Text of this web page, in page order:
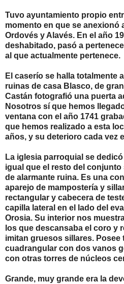
Tuvo ayuntamiento propio
momento en que se anexionó
Ordovés y Alavés. En el año
deshabitado, pasó a
al que actualmente pertenece.
El caserío se halla totalmente
ruinas de casa Blasco, de
Castán fotografió una puerta
Nosotros sí que hemos
ventana con el año 1741
que hemos realizado a esta
años, y su deterioro cada vez
La iglesia parroquial se dedicó
igual que el resto del
de alarmante ruina. Es una
aparejo de mampostería y
rectangular y cabecera de
capilla lateral en el lado del
Orosia. Su interior nos
los que descansaba el coro y
imitan gruesos sillares. Posee
cuadrangular con dos vanos
con otras torres de núcleos
Grande, muy grande era la